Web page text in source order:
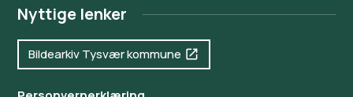
Nyttige lenker
Bildearkiv Tysvær kommune